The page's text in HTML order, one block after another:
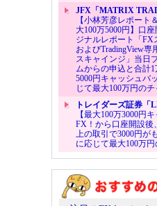
JFX「MATRIX
【小林芳彦レポート
大100万5000円】口
ジナルレポート「FX
およびTradingView
スキャインジ」当日
ムからの申込と合計
5000円キャッシュバ
じて最大100万円のチ
トレイダーズ証券「
【最大100万3000円
FX！から口座開設後
上の取引で3000円が
に応じて最大100万円